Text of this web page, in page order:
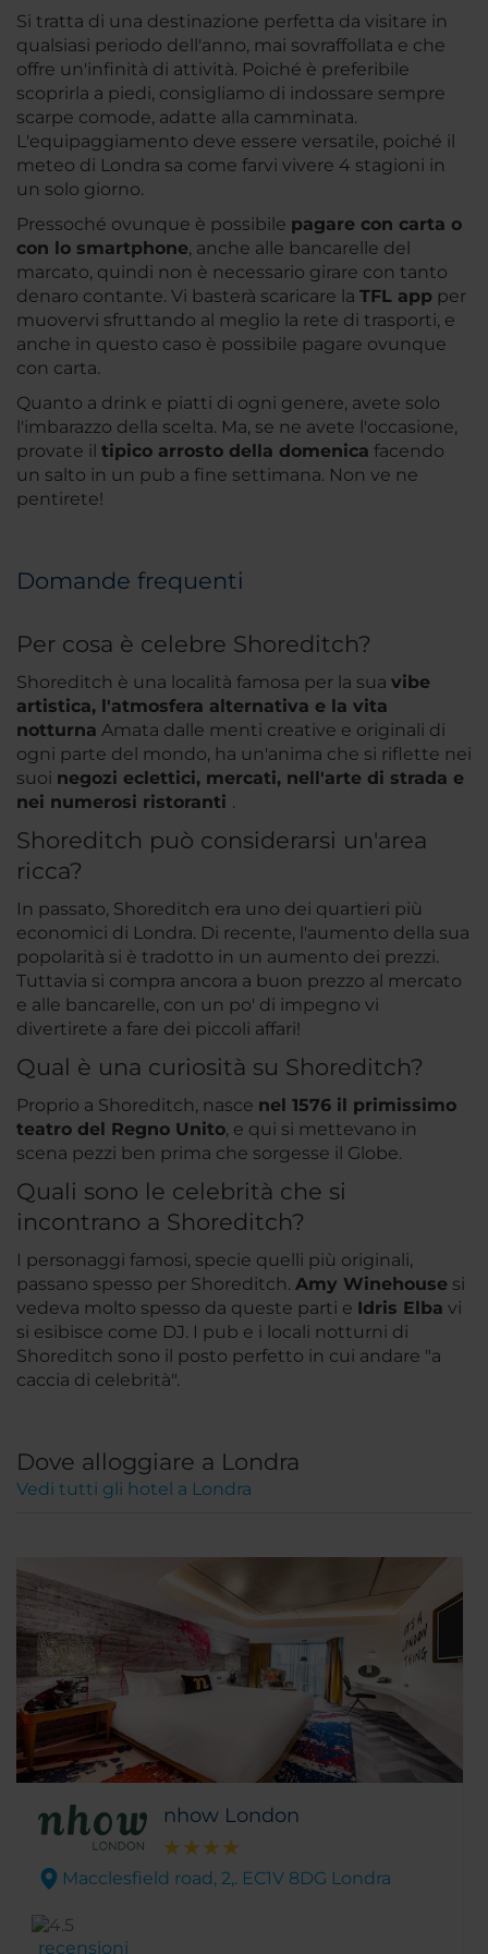
Si tratta di una destinazione perfetta da visitare in
qualsiasi periodo dell'anno, mai sovraffollata e che
offre un'infinità di attività. Poiché è preferibile
scoprirla a piedi, consigliamo di indossare sempre
scarpe comode, adatte alla camminata.
L'equipaggiamento deve essere versatile, poiché il
meteo di Londra sa come farvi vivere 4 stagioni in
un solo giorno.
Pressoché ovunque è possibile pagare con carta o
con lo smartphone, anche alle bancarelle del
marcato, quindi non è necessario girare con tanto
denaro contante. Vi basterà scaricare la TFL app per
muovervi sfruttando al meglio la rete di trasporti, e
anche in questo caso è possibile pagare ovunque
con carta.
Quanto a drink e piatti di ogni genere, avete solo
l'imbarazzo della scelta. Ma, se ne avete l'occasione,
provate il tipico arrosto della domenica facendo
un salto in un pub a fine settimana. Non ve ne
pentirete!
Domande frequenti
Per cosa è celebre Shoreditch?
Shoreditch è una località famosa per la sua vibe
artistica, l'atmosfera alternativa e la vita
notturna Amata dalle menti creative e originali di
ogni parte del mondo, ha un'anima che si riflette nei
suoi negozi eclettici, mercati, nell'arte di strada e
nei numerosi ristoranti .
Shoreditch può considerarsi un'area
ricca?
In passato, Shoreditch era uno dei quartieri più
economici di Londra. Di recente, l'aumento della sua
popolarità si è tradotto in un aumento dei prezzi.
Tuttavia si compra ancora a buon prezzo al mercato
e alle bancarelle, con un po' di impegno vi
divertirete a fare dei piccoli affari!
Qual è una curiosità su Shoreditch?
Proprio a Shoreditch, nasce nel 1576 il primissimo
teatro del Regno Unito, e qui si mettevano in
scena pezzi ben prima che sorgesse il Globe.
Quali sono le celebrità che si
incontrano a Shoreditch?
I personaggi famosi, specie quelli più originali,
passano spesso per Shoreditch. Amy Winehouse si
vedeva molto spesso da queste parti e Idris Elba vi
si esibisce come DJ. I pub e i locali notturni di
Shoreditch sono il posto perfetto in cui andare "a
caccia di celebrità".
Dove alloggiare a Londra
Vedi tutti gli hotel a Londra
nhow London
Macclesfield road, 2,. EC1V 8DG Londra
recensioni